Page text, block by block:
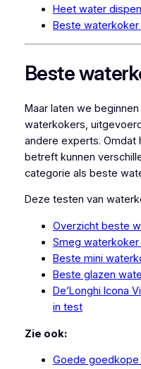
Heet water
Beste waterkoker
Beste
Maar laten we
waterkokers,
andere experts. Omdat
betreft kunnen
categorie als beste
Deze testen van
Overzicht beste
Smeg
Beste mini
Beste glazen
De’Longhi Icona
in test
Zie ook:
Goede